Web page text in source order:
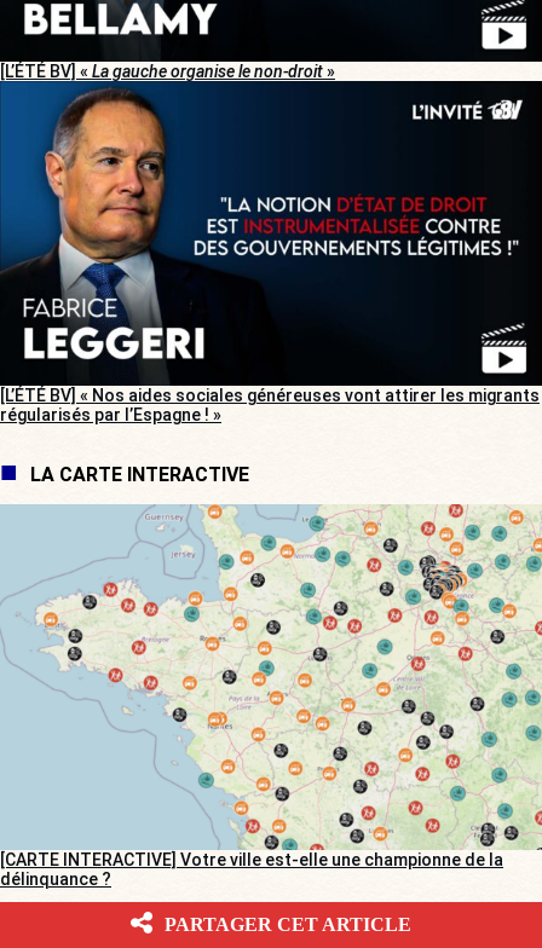
[L’ÉTÉ BV] « La gauche organise le non-droit»
[L’ÉTÉ BV] « Nos aides sociales généreuses vont attirer les migrants
régularisés par l’Espagne ! »
LA CARTE INTERACTIVE
[CARTE INTERACTIVE] Votre ville est-elle une championne de la
délinquance ?
BV DANS LES MÉDIAS
PARTAGER CET ARTICLE